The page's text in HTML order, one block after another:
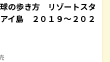
の歩き方 リゾートスタ
イ島 ２０１９～２０２